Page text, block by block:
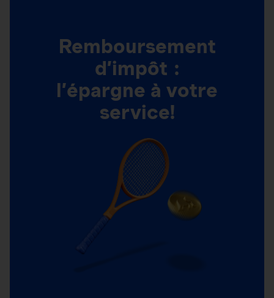
Remboursement
d’impôt :
l’épargne à votre
service!